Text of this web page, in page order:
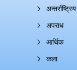
अन्तर्राष्ट्रिय
अपराध
आर्थिक
कला